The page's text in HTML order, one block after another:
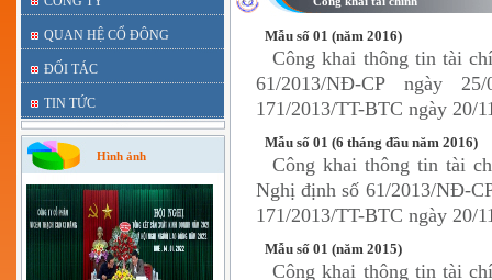
QUAN HỆ CỔ ĐÔNG
ĐỐI TÁC
TIN TỨC
Hình ảnh
Mẫu số 01 (năm 2016)
Công khai thông tin tài
61/2013/NĐ-CP ngày
171/2013/TT-BTC ngày 20/
Mẫu số 01 (6 tháng đầu năm 2016)
Công khai thông tin tài
Nghị định số 61/2013/NĐ-
171/2013/TT-BTC ngày 20/
Mẫu số 01 (năm 2015)
Công khai thông tin tài